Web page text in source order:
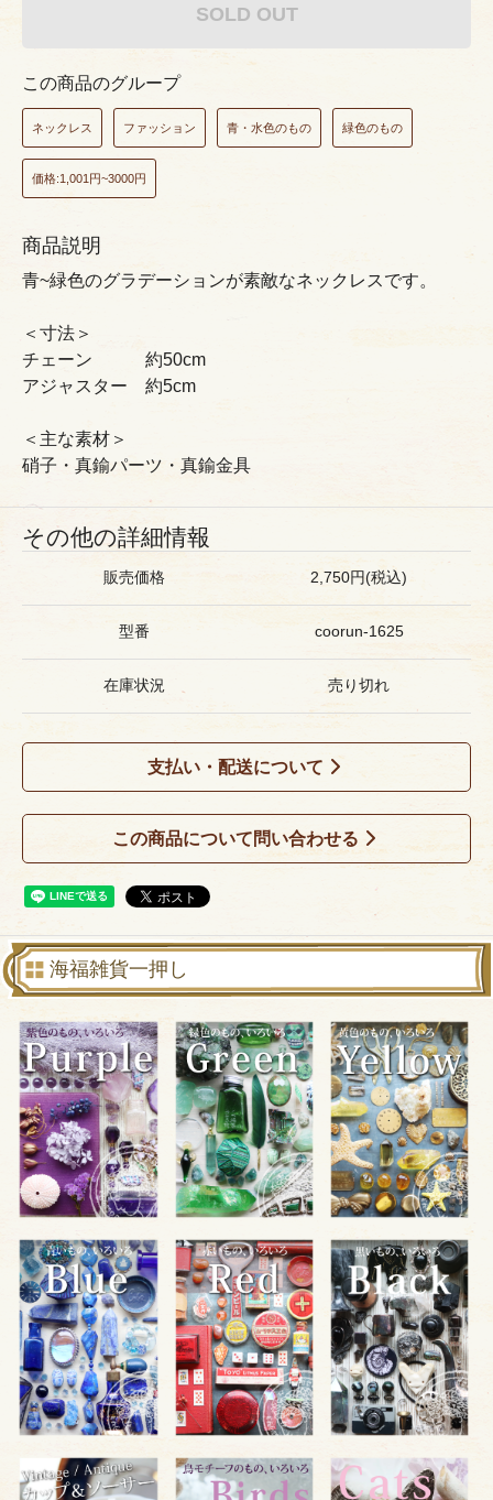
SOLD OUT
この商品のグループ
ネックレス ファッション 青・水色のもの 緑色のもの
価格:1,001円~3000円
商品説明
青~緑色のグラデーションが素敵なネックレスです。
＜寸法＞
チェーン 約50cm
アジャスター 約5cm
＜主な素材＞
硝子・真鍮パーツ・真鍮金具
その他の詳細情報
販売価格 2,750円(税込)
型番 coorun-1625
在庫状況 売り切れ
支払い・配送について
この商品について問い合わせる
海福雑貨一押し